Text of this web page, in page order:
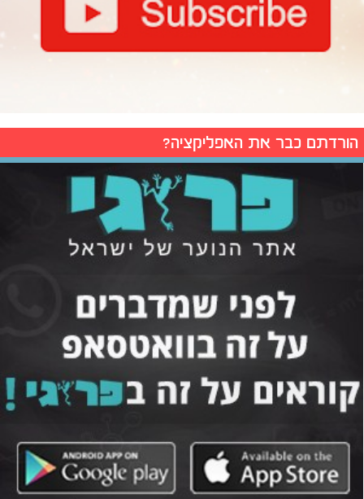
הורדתם כבר את האפליקציה?